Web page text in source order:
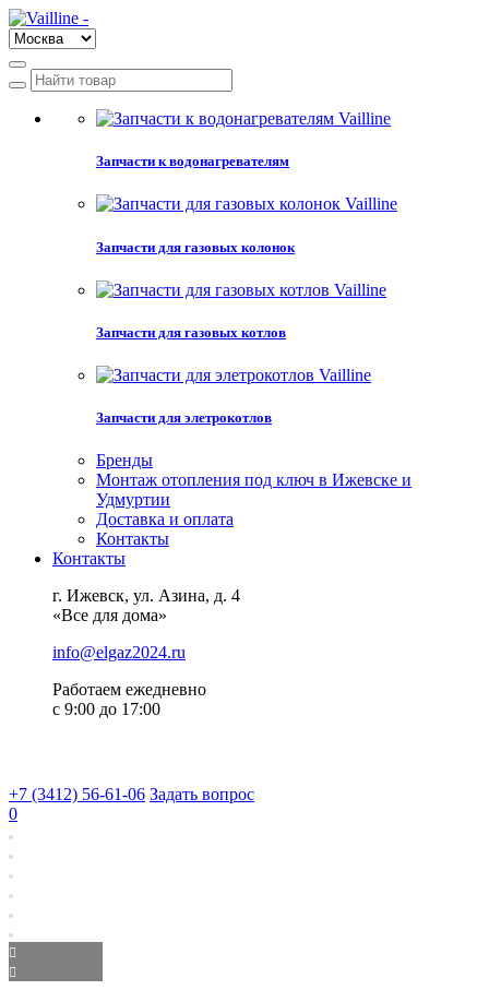
Запчасти к водонагревателям
Запчасти для газовых колонок
Запчасти для газовых котлов
Запчасти для элетрокотлов
Бренды
Монтаж отопления под ключ в Ижевске и
Удмуртии
Доставка и оплата
Контакты
Контакты
г. Ижевск, ул. Азина, д. 4
«Все для дома»
info@elgaz2024.ru
Работаем eжедневно
с 9:00 до 17:00
+7 (3412) 56-61-06 Задать вопрос
0